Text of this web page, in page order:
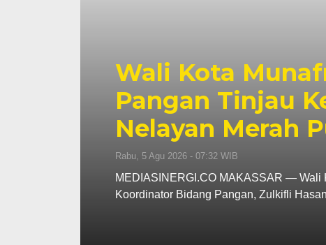
Wali Kota
Pangan Tinjau
Nelayan Merah
Rabu, 5 Agu 2026 - 07:32 WIB
MEDIASINERGI.CO MAKASSAR — Wali
Koordinator Bidang Pangan, Zulkifli